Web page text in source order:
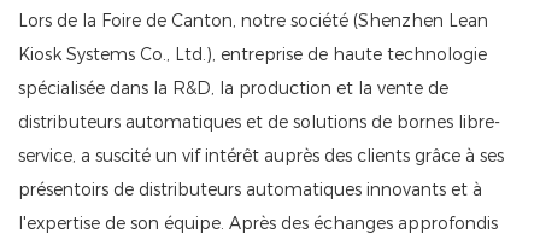
Lors de la Foire de Canton, notre société (Shenzhen Lean
Kiosk Systems Co., Ltd.), entreprise de haute technologie
spécialisée dans la R&D, la production et la vente de
distributeurs automatiques et de solutions de bornes libre-
service, a suscité un vif intérêt auprès des clients grâce à ses
présentoirs de distributeurs automatiques innovants et à
l'expertise de son équipe. Après des échanges approfondis